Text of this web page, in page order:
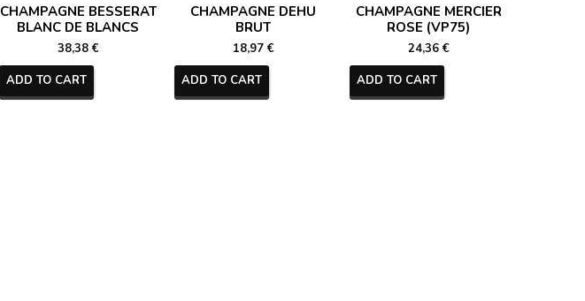
CHAMPAGNE BESSERAT
BLANC DE BLANCS
38,38 €
ADD TO CART
CHAMPAGNE DEHU
BRUT
18,97 €
ADD TO CART
CHAMPAGNE MERCIER
ROSE (VP75)
24,36 €
ADD TO CART